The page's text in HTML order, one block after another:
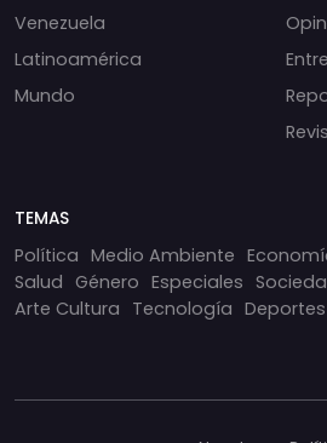
Venezuela
Latinoamérica
Mundo
TEMAS
Política Medio Ambiente
Salud Género Especiales
Arte Cultura Tecnología Deportes